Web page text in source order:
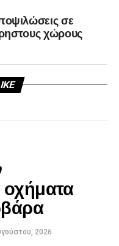
σε
χώρους
οχήματα
2026